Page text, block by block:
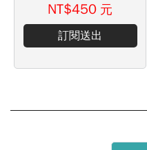
NT$450 元
訂閱送出